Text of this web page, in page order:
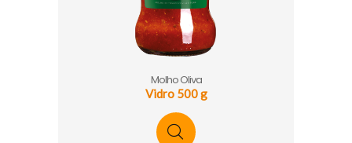
Molho Oliva
Vidro 500 g